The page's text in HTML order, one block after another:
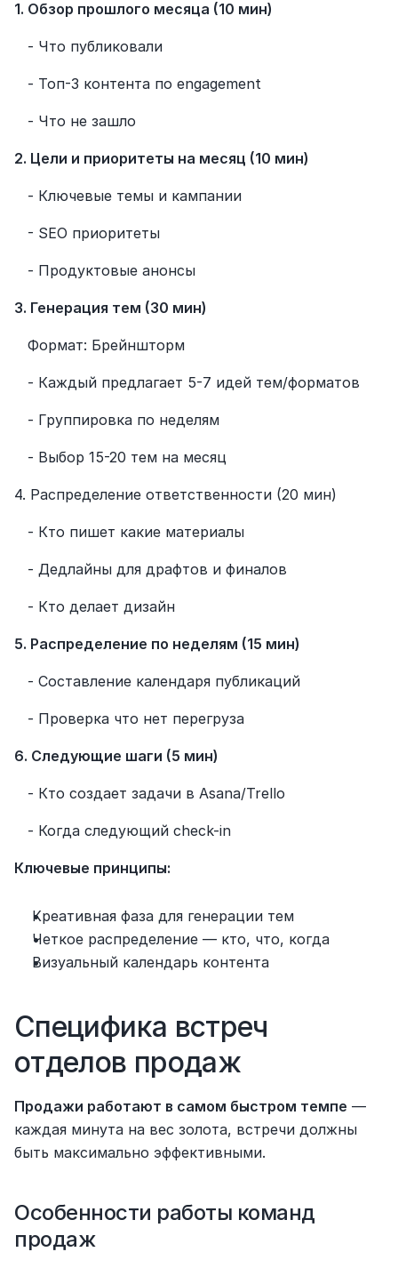
1. Обзор прошлого месяца (10 мин)
- Что публиковали
- Топ-3 контента по engagement
- Что не зашло
2. Цели и приоритеты на месяц (10 мин)
- Ключевые темы и кампании
- SEO приоритеты
- Продуктовые анонсы
3. Генерация тем (30 мин)
Формат: Брейншторм
- Каждый предлагает 5-7 идей тем/форматов
- Группировка по неделям
- Выбор 15-20 тем на месяц
4. Распределение ответственности (20 мин)
- Кто пишет какие материалы
- Дедлайны для драфтов и финалов
- Кто делает дизайн
5. Распределение по неделям (15 мин)
- Составление календаря публикаций
- Проверка что нет перегруза
6. Следующие шаги (5 мин)
- Кто создает задачи в Asana/Trello
- Когда следующий check-in
Ключевые принципы:
Креативная фаза для генерации тем
Четкое распределение — кто, что, когда
Визуальный календарь контента
Специфика встреч
отделов продаж
Продажи работают в самом быстром темпе —
каждая минута на вес золота, встречи должны
быть максимально эффективными.
Особенности работы команд
продаж